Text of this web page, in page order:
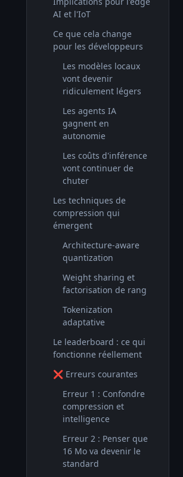
AI et l'IoT
Ce que cela change
pour les développeurs
Les modèles locaux
vont devenir
ridiculement légers
Les agents IA
gagnent en
autonomie
Les coûts d'inférence
vont continuer de
chuter
Les techniques de
compression qui
émergent
Architecture-aware
quantization
Weight sharing et
factorisation de rang
Tokenization
adaptative
Le leaderboard : ce qui
fonctionne réellement
❌ Erreurs courantes
Erreur 1 : Confondre
compression et
intelligence
Erreur 2 : Penser que
16 Mo va devenir le
standard